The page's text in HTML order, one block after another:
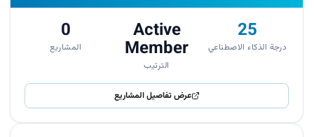
25
درجة الذكاء الاصطناعي
Active
Member
الترتيب
0
المشاريع
عرض تفاصيل المشاريع